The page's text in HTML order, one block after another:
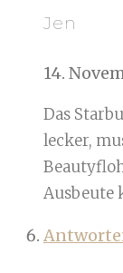
Jen
14.
Das
lecker,
Ausbeute